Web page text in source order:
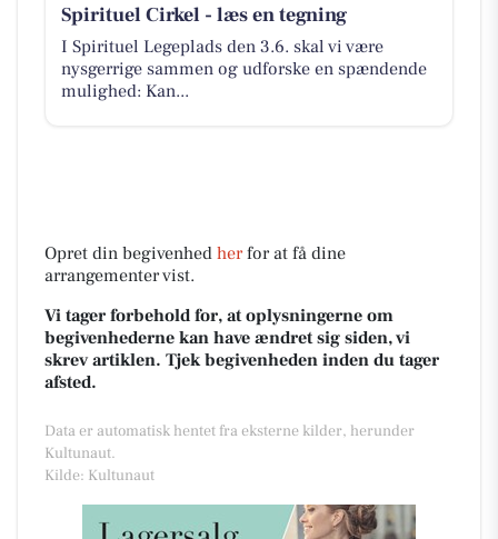
Spirituel Cirkel - læs en tegning
I Spirituel Legeplads den 3.6. skal vi være
nysgerrige sammen og udforske en spændende
mulighed: Kan...
Opret din begivenhed herfor at få dine
arrangementer vist.
Vi tager forbehold for, at oplysningerne om
begivenhederne kan have ændret sig siden, vi
skrev artiklen. Tjek begivenheden inden du tager
afsted.
Data er automatisk hentet fra eksterne kilder, herunder
Kultunaut.
Kilde: Kultunaut